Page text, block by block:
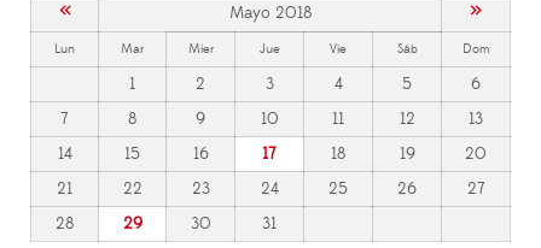
« Mayo 2018 »
Lun Mar Mier Jue Vie Sáb Dom
1 2 3 4 5
6
7
8 9 10 11 12
13
14
15 16 17 18 19
20
21
22 23 24 25 26
27
28
29 30 31